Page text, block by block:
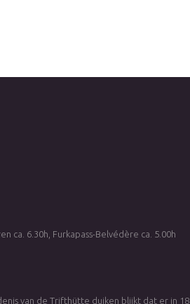
ca. 6.30h, Furkapass-Belvédère ca. 5.00h
van de Trifthütte duiken blijkt dat er in